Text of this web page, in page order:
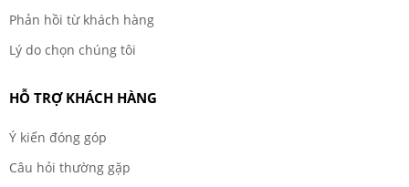
Phản hồi từ khách hàng
Lý do chọn chúng tôi
HỖ TRỢ KHÁCH HÀNG
Ý kiến đóng góp
Câu hỏi thường gặp